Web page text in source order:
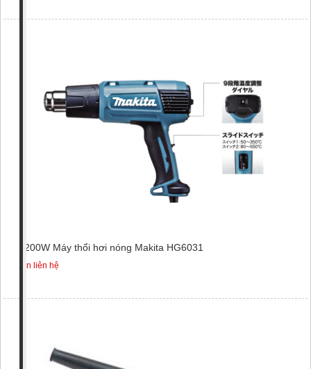
1200W Máy thổi hơi nóng Makita HG6031
Xin liên hệ